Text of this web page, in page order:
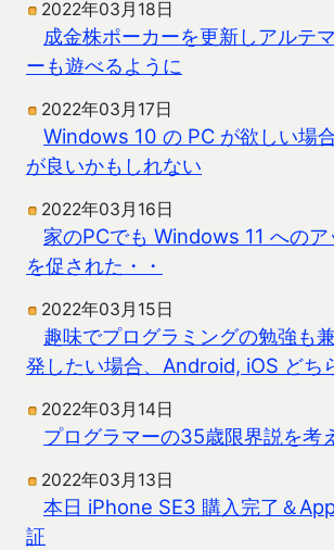
2022年03月18日
成金株ポーカーを更新しアルテ
ーも遊べるように
2022年03月17日
Windows 10 の PC が欲しい場
が良いかもしれない
2022年03月16日
家のPCでも Windows 11 へのア
を促された・・
2022年03月15日
趣味でプログラミングの勉強も
発したい場合、Android, iOS どち
2022年03月14日
プログラマーの35歳限界説を考
2022年03月13日
本日 iPhone SE3 購入完了＆
証